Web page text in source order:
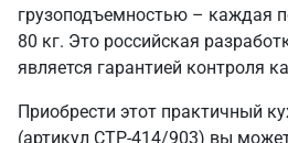
грузоподъемностью – каждая
80 кг. Это российская
является гарантией контроля
Приобрести этот практичный
(артикул СТР-414/903) вы